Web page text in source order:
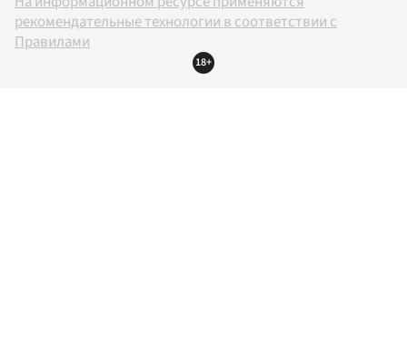
рекомендательные технологии в соответствии с
Правилами
18+